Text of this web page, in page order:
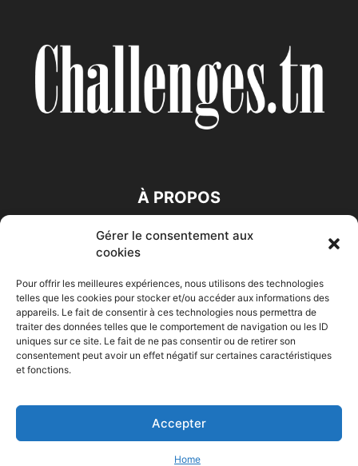
Gérer le consentement aux
cookies
Pour offrir les meilleures expériences, nous utilisons des technologies
telles que les cookies pour stocker et/ou accéder aux informations des
appareils. Le fait de consentir à ces technologies nous permettra de
traiter des données telles que le comportement de navigation ou les ID
uniques sur ce site. Le fait de ne pas consentir ou de retirer son
consentement peut avoir un effet négatif sur certaines caractéristiques
et fonctions.
Accepter
Home
À PROPOS
SUIVEZ NOUS
Accueil Economie Entreprises Entrepreneur Afrique
HIGH-TECH Auto-Moto
© Challenges.tn By AAKOM.DIGITAL